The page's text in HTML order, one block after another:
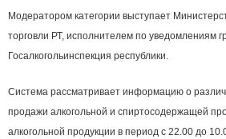
Модератором категории выступает
торговли РТ, исполнителем по уведомлениям
Госалкогольинспекция республики.
Система рассматривает информацию о
продажи алкогольной и спиртосодержащей
алкогольной продукции в период с 22.00 до